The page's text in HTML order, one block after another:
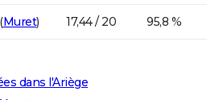
(Muret) 17,44 / 20 95,8 %
dans l'Ariège